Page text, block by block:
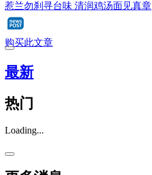
惹兰勿刹寻台味 清润鸡汤面见真章
购买此文章
最新
热门
Loading...